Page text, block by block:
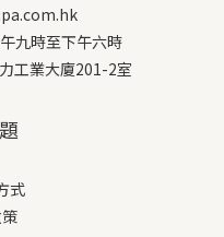
九時至下午六時
工業大廈201-2室
式